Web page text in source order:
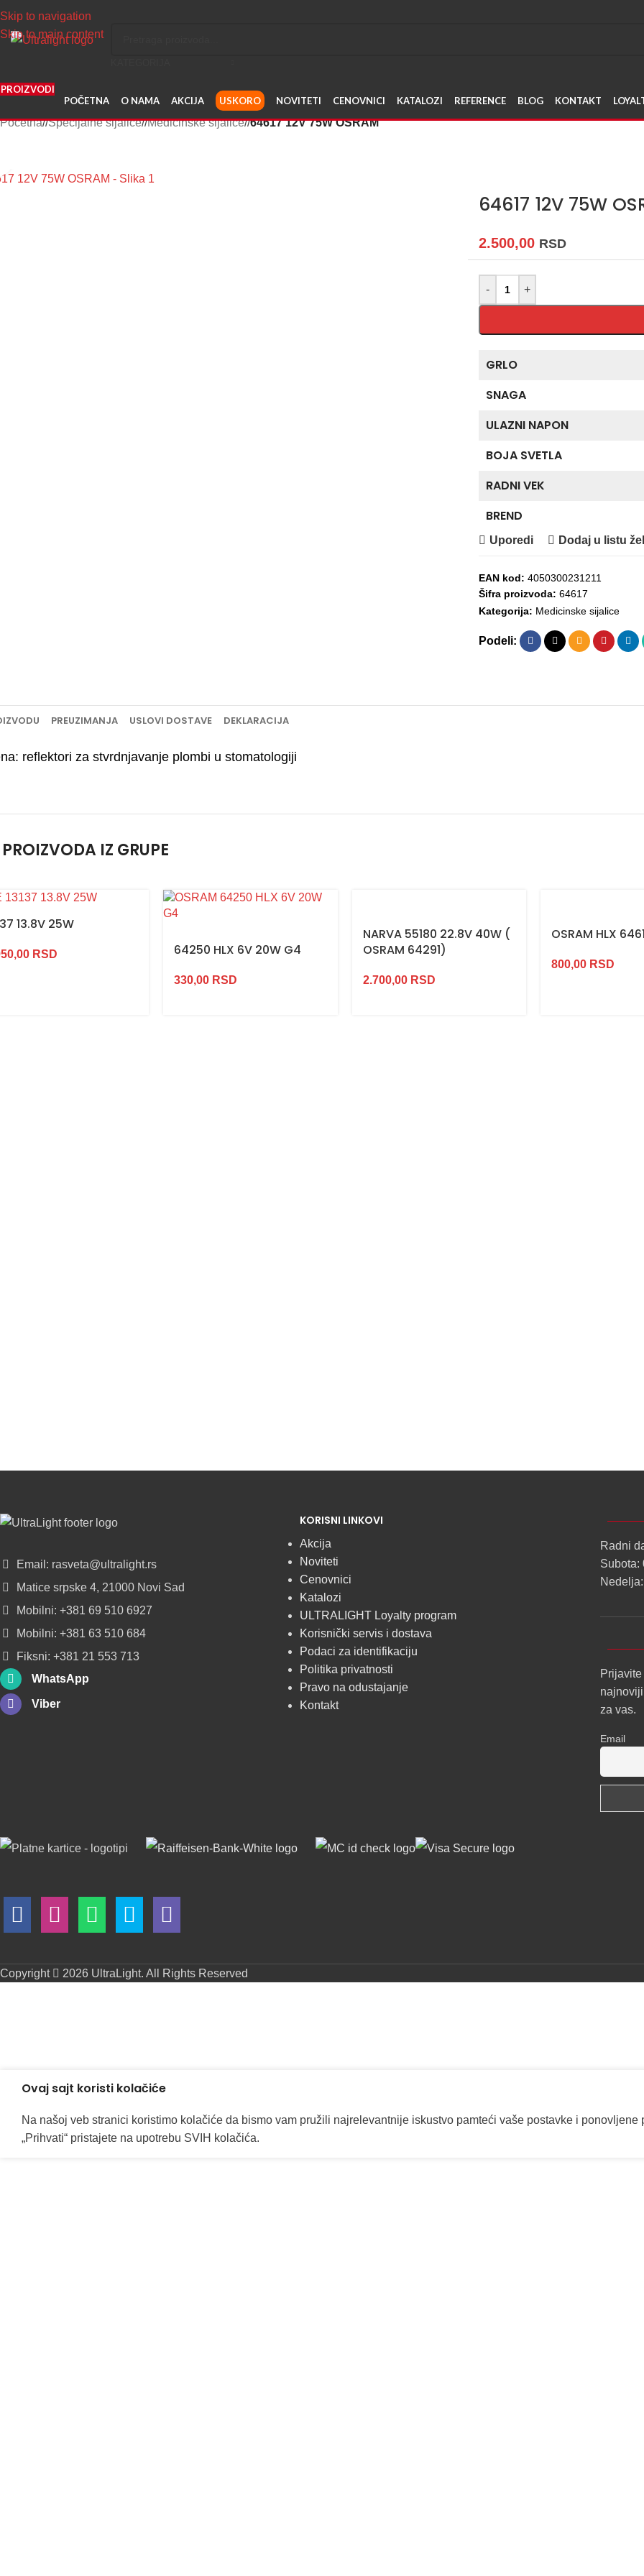
Skip to navigation
Skip to main content
PROIZVODI
POČETNA
O NAMA AKCIJA USKORO NOVITETI CENOVNICI KATALOZI REFERENCE BLOG KONTAKT
Početna/ Specijalne sijalice/ Medicinske sijalice/ 64617 12V 75W OSRAM
64617 12V 75W
2.500,00 RSD
- +
GRLO
SNAGA
ULAZNI NAPON
BOJA SVETLA
RADNI VEK
BREND
Uporedi
Dodaj u listu
EAN kod: 4050300231211
Šifra proizvoda: 64617
Kategorija: Medicinske sijalice
Podeli:
PREUZIMANJA USLOVI DOSTAVE DEKLARACIJA
reflektori za stvrdnjavanje plombi u stomatologiji
IZ GRUPE
13.8V 25W
RSD 64250 HLX 6V 20W G4
330,00 RSD
NARVA 55180 22.8V 40W (
OSRAM 64291)
2.700,00 RSD
OSRAM HLX
800,00 RSD
Email: rasveta@ultralight.rs
Matice srpske 4, 21000 Novi Sad
Mobilni: +381 69 510 6927
Mobilni: +381 63 510 684
Fiksni: +381 21 553 713
WhatsApp
Viber
KORISNI LINKOVI
Akcija
Noviteti
Cenovnici
Katalozi
ULTRALIGHT Loyalty program
Korisnički servis i dostava
Podaci za identifikaciju
Politika privatnosti
Pravo na odustajanje
Kontakt
Radni
Subota:
za vas.
Email
Copyright 2026 UltraLight. All Rights Reserved
Ovaj sajt koristi kolačiće
Na našoj veb stranici koristimo kolačiće da bismo vam pružili najrelevantnije iskustvo pamteći vaše postavke i ponovljene
„Prihvati“ pristajete na upotrebu SVIH kolačića.